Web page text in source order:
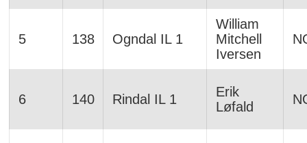
5 138 Ogndal IL 1
William
Mitchell
Iversen
6 140 Rindal IL 1
Erik
Løfald